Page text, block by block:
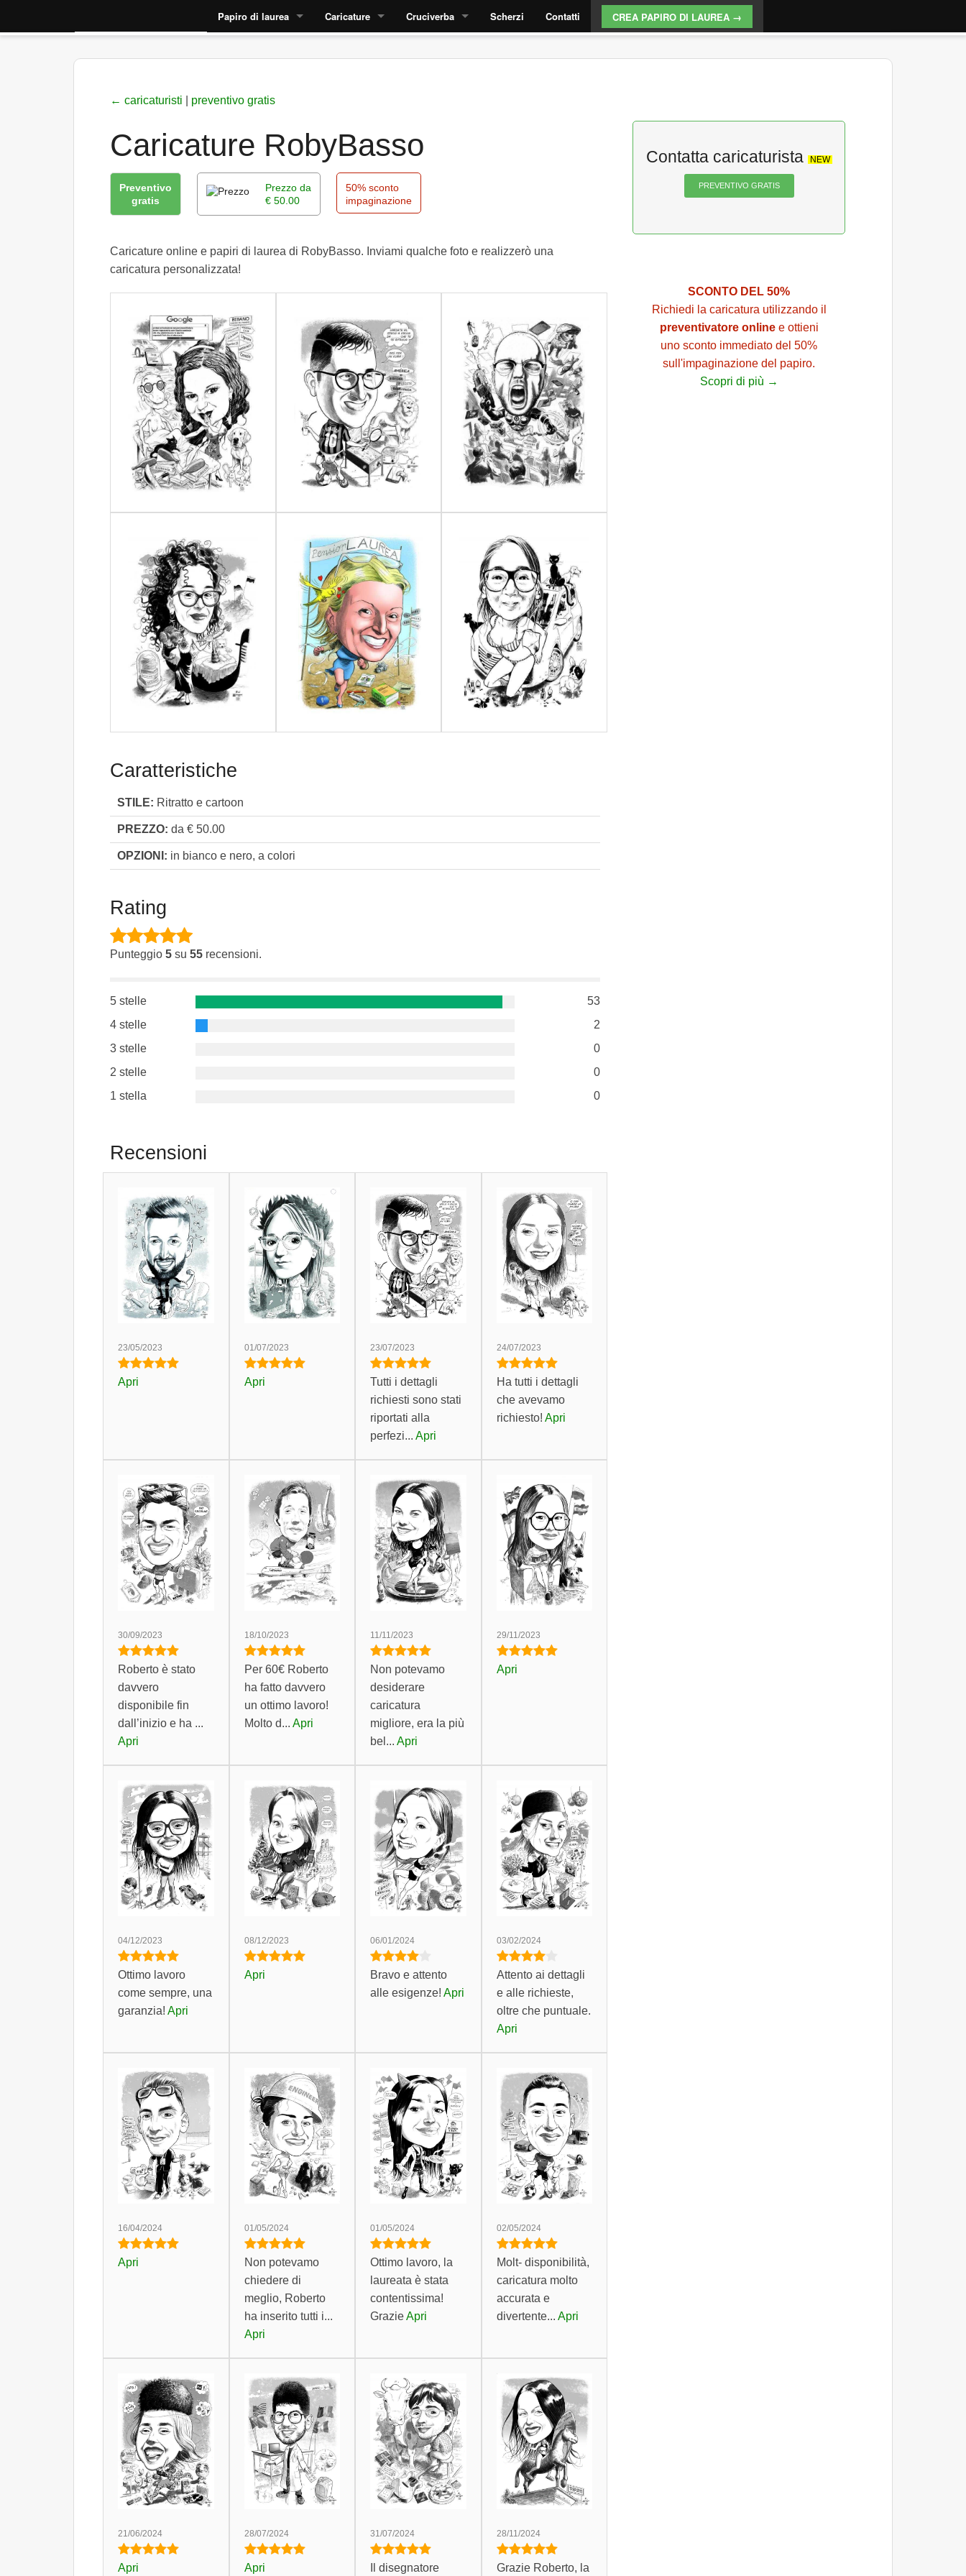
Papiro di laurea
Esempio papiri
Tutto sul papiro →
Caricature
Caricatura AI da foto
Fai un preventivo
Cruciverba Scherzi Contatti CREA PAPIRO DI LAUREA →
← caricaturisti preventivo gratis
Caricature RobyBasso
Preventivo
gratis
Prezzo da
€ 50.00
50% sconto
impaginazione
Caricature online e papiri di laurea di RobyBasso. Inviami qualche foto e realizzerò una
caricatura personalizzata!
Caratteristiche
STILE: Ritratto e cartoon
PREZZO: da € 50.00
OPZIONI: in bianco e nero, a colori
Rating
Punteggio 5 su 55 recensioni.
5 stelle
53
4 stelle
2
3 stelle
0
2 stelle
0
1 stella
0
Recensioni
23/05/2023
Apri
01/07/2023
Apri
23/07/2023
Tutti i dettagli
richiesti sono stati
riportati alla
perfezi... Apri
24/07/2023
Ha tutti i dettagli
che avevamo
richiesto! Apri
30/09/2023
Roberto è stato
davvero
disponibile fin
dall’inizio e ha ...
Apri
18/10/2023
Per 60€ Roberto
ha fatto davvero
un ottimo lavoro!
Molto d... Apri
11/11/2023
Non potevamo
desiderare
caricatura
migliore, era la più
bel... Apri
29/11/2023
Apri
04/12/2023
Ottimo lavoro
come sempre, una
garanzia! Apri
08/12/2023
Apri
06/01/2024
Bravo e attento
alle esigenze! Apri
03/02/2024
Attento ai dettagli
e alle richieste,
oltre che puntuale.
Apri
16/04/2024
Apri
01/05/2024
Non potevamo
chiedere di
meglio, Roberto
ha inserito tutti i...
Apri
01/05/2024
Ottimo lavoro, la
laureata è stata
contentissima!
GrazieApri
02/05/2024
Molt- disponibilità,
caricatura molto
accurata e
divertente... Apri
21/06/2024
Apri
28/07/2024
Apri
31/07/2024
Il disegnatore
28/11/2024
Grazie Roberto, la
Contatta caricaturista NEW
PREVENTIVO GRATIS
SCONTO DEL 50%
Richiedi la caricatura utilizzando il
preventivatore onlinee ottieni
uno sconto immediato del 50%
sull'impaginazione del papiro.
Scopri di più →